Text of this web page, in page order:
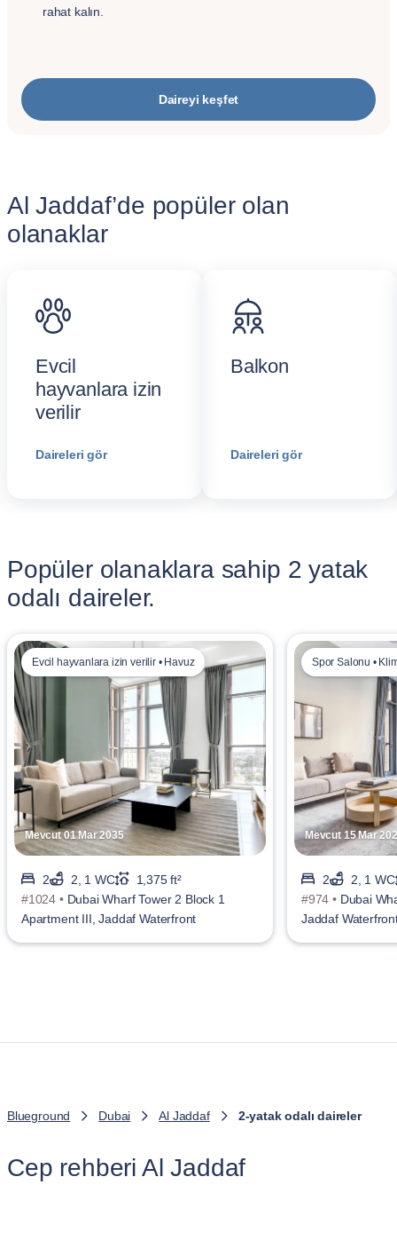
rahat kalın.
Daireyi keşfet
Al Jaddaf’de popüler olan
olanaklar
Evcil
hayvanlara izin
verilir
Daireleri gör
Balkon
Daireleri gör
Popüler olanaklara sahip 2 yatak
odalı daireler.
Mevcut 01 Mar 2035
Evcil hayvanlara izin verilir • Havuz
2 2, 1 WC
1,375 ft²
#1024 • Dubai Wharf Tower 2 Block 1
Apartment III, Jaddaf Waterfront
Mevcut 15 Mar
Spor Salonu •
2
2, 1 WC
#974 • Dubai Wharf
Jaddaf
Blueground Dubai Al Jaddaf 2-yatak odalı daireler
Cep rehberi Al Jaddaf